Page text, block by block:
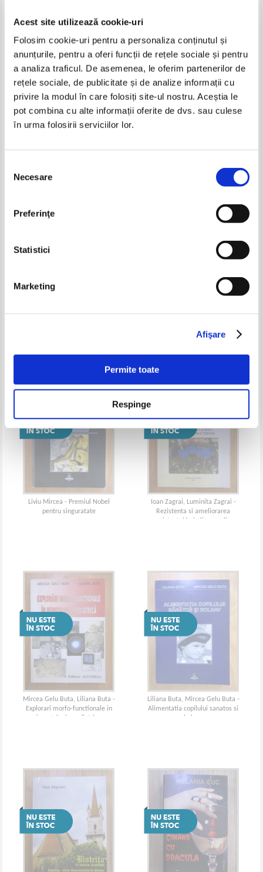
Acest site utilizează cookie-uri
Folosim cookie-uri pentru a personaliza conținutul și
anunțurile, pentru a oferi funcții de rețele sociale și pentru
a analiza traficul. De asemenea, le oferim partenerilor de
rețele sociale, de publicitate și de analize informații cu
privire la modul în care folosiți site-ul nostru. Aceștia le
pot combina cu alte informații oferite de dvs. sau culese
în urma folosirii serviciilor lor.
consimțământului
Necesare
Preferinţe
Statistici
Marketing
Afişare
Permite toate
Respinge
Ioan Pintea - Pro memoria.
Irineu Pop-Bistriteanul - Painea
cruce sau K-1942
Liviu Mircea - Premiul Nobel
pentru singuratate
Ioan Zagrai, Luminita Zagrai -
Rezistenta si ameliorarea
rezistentei la boli a pomilor
Mircea Gelu Buta, Liliana Buta -
Explorari morfo-functionale in
hepatologia pediatrica
Liliana Buta, Mircea Gelu Buta -
Alimentatia copilului sanatos si
bolnav